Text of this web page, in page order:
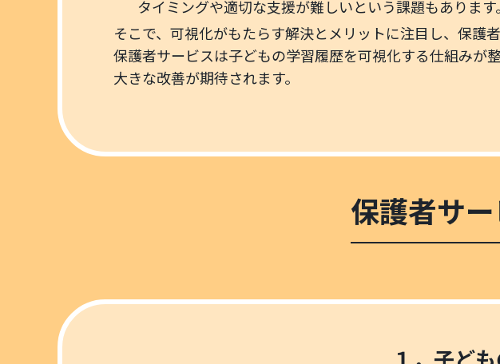
タイミングや適切な支援が難しいという課題もあります。
そこで、可視化がもたらす解決とメリットに注目し、保護
保護者サービスは子どもの学習履歴を可視化する仕組みが
大きな改善が期待されます。
保護者サ